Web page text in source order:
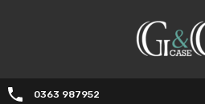
0363 987952